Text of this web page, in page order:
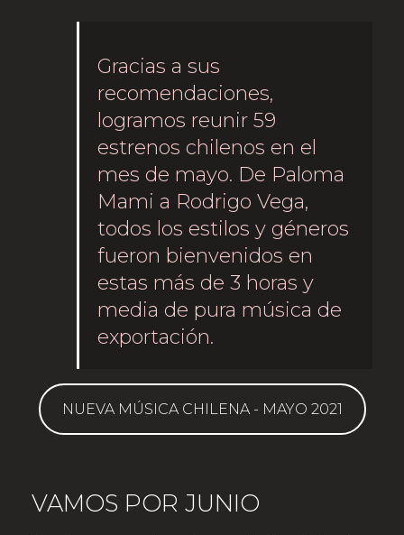
Gracias a sus
recomendaciones,
logramos reunir 59
estrenos chilenos en el
mes de mayo. De Paloma
Mami a Rodrigo Vega,
todos los estilos y géneros
fueron bienvenidos en
estas más de 3 horas y
media de pura música de
exportación.
NUEVA MÚSICA CHILENA - MAYO 2021
VAMOS POR JUNIO